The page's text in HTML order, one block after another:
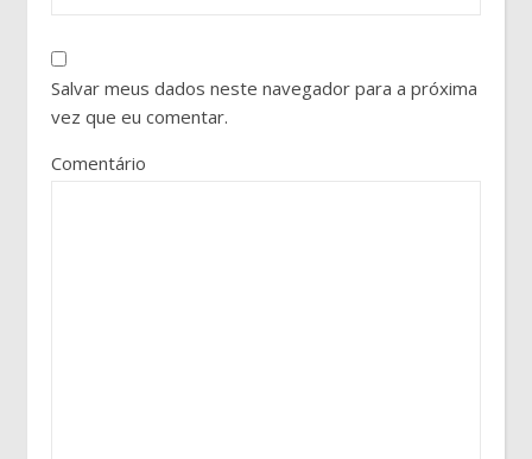
Salvar meus dados neste navegador para a próxima
vez que eu comentar.
Comentário